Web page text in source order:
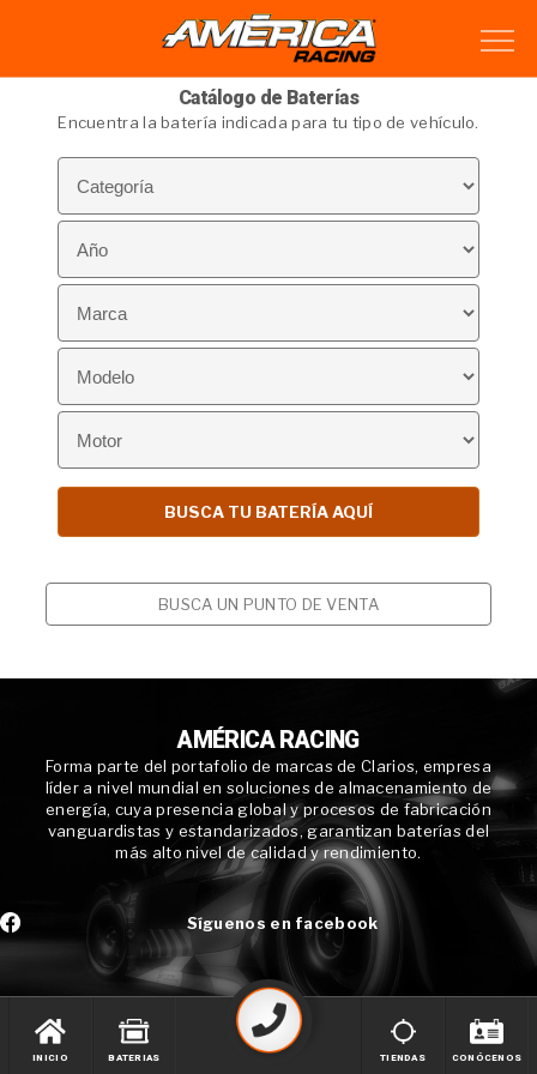
Catálogo de Baterías
Encuentra la batería indicada para tu tipo de vehículo.
BUSCA UN PUNTO DE VENTA
AMÉRICA RACING
Forma parte del portafolio de marcas de Clarios, empresa
líder a nivel mundial en soluciones de almacenamiento de
energía, cuya presencia global y procesos de fabricación
vanguardistas y estandarizados, garantizan baterías del
más alto nivel de calidad y rendimiento.
Síguenos en facebook
INICIO BATERIAS TIENDAS CONÓCENOS